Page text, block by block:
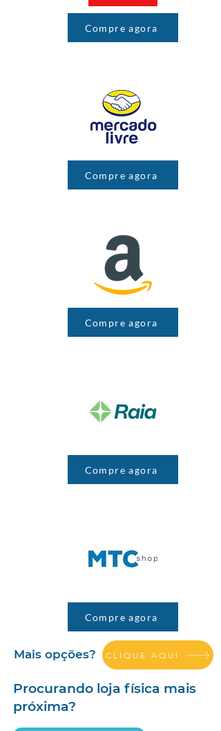
Compre agora
Compre agora
Compre agora
Compre agora
Compre agora
Mais opções? CLIQUE AQUI
Procurando loja física mais
próxima?